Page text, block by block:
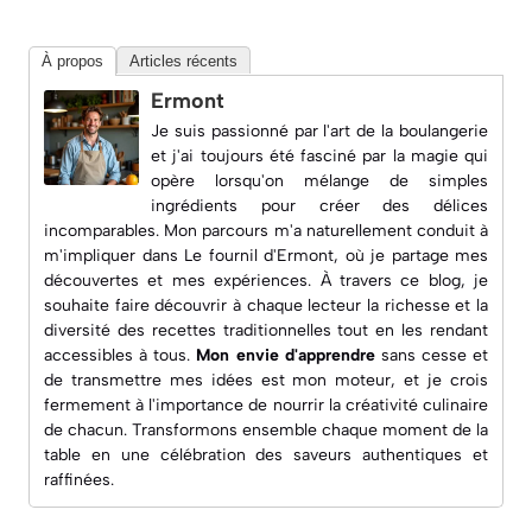
À propos Articles récents
Ermont
Je suis passionné par l'art de la boulangerie
et j'ai toujours été fasciné par la magie qui
opère lorsqu'on mélange de simples
ingrédients pour créer des délices
incomparables. Mon parcours m'a naturellement conduit à
m'impliquer dans Le fournil d'Ermont, où je partage mes
découvertes et mes expériences. À travers ce blog, je
souhaite faire découvrir à chaque lecteur la richesse et la
diversité des recettes traditionnelles tout en les rendant
accessibles à tous. Mon envie d'apprendresans cesse et
de transmettre mes idées est mon moteur, et je crois
fermement à l'importance de nourrir la créativité culinaire
de chacun. Transformons ensemble chaque moment de la
table en une célébration des saveurs authentiques et
raffinées.